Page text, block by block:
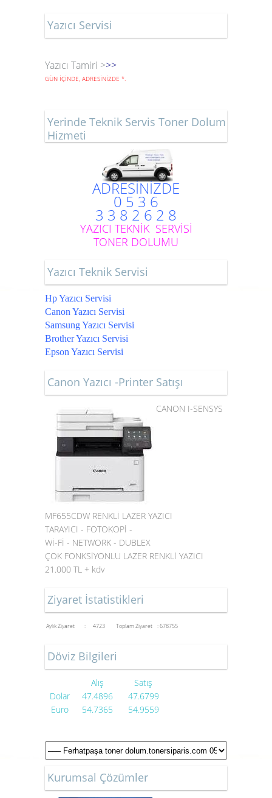
Yazıcı Servisi
Yazıcı Tamiri >>>
GÜN İÇİNDE, ADRESİNİZDE *.
Yerinde Teknik Servis Toner Dolum
Hizmeti
ADRESİNİZDE
0 5 3 6
3 3 8 2 6 2 8
YAZICI TEKNİK SERVİSİ
TONER DOLUMU
Yazıcı Teknik Servisi
Hp Yazıcı Servisi
Canon Yazıcı Servisi
Samsung Yazıcı Servisi
Brother Yazıcı Servisi
Epson Yazıcı Servisi
Canon Yazıcı -Printer Satışı
CANON I-SENSYS
MF655CDW RENKLİ LAZER YAZICI
TARAYICI - FOTOKOPİ -
Wİ-Fİ - NETWORK - DUBLEX
ÇOK FONKSİYONLU LAZER RENKLİ YAZICI
21.000 TL + kdv
Ziyaret İstatistikleri
Aylık Ziyaret : 4723 Toplam Ziyaret : 678755
Döviz Bilgileri
Alış
Satış
Dolar
47.4896
47.6799
Euro
54.7365 54.9559
Kurumsal Çözümler